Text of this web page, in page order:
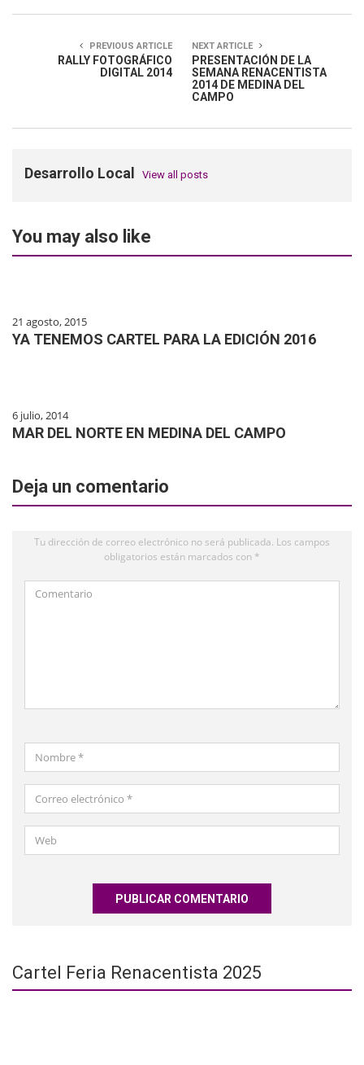
PREVIOUS ARTICLE
RALLY FOTOGRÁFICO
DIGITAL 2014
NEXT ARTICLE
PRESENTACIÓN DE LA
SEMANA RENACENTISTA
2014 DE MEDINA DEL
CAMPO
Desarrollo Local View all posts
You may also like
21 agosto, 2015
YA TENEMOS CARTEL PARA LA EDICIÓN 2016
6 julio, 2014
MAR DEL NORTE EN MEDINA DEL CAMPO
Deja un comentario
Tu dirección de correo electrónico no será publicada. Los campos
obligatorios están marcados con *
Comentario
Nombre
*
Correo
electrónico
*Web
Cartel Feria Renacentista 2025